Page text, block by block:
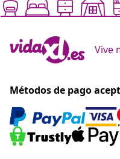
Vive
Métodos de pago